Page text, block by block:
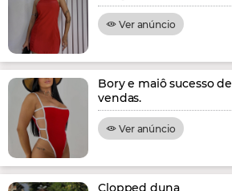
Ver anúncio
Bory e maiô sucesso de
vendas.
Ver anúncio
Clopped duna